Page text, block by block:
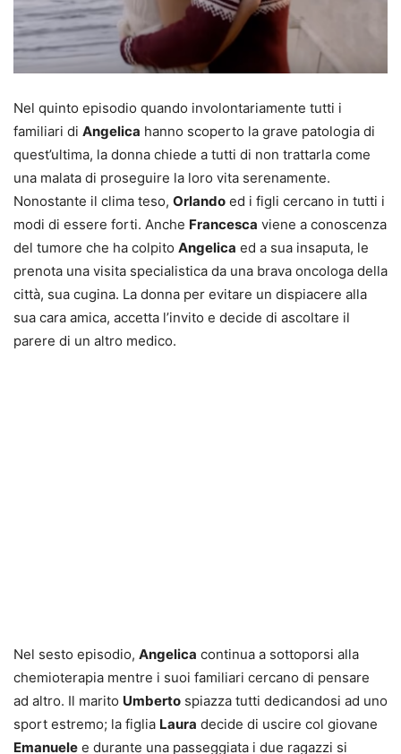
Nel quinto episodio quando involontariamente tutti i
familiari di Angelica hanno scoperto la grave patologia di
quest’ultima, la donna chiede a tutti di non trattarla come
una malata di proseguire la loro vita serenamente.
Nonostante il clima teso, Orlando ed i figli cercano in tutti i
modi di essere forti. Anche Francesca viene a conoscenza
del tumore che ha colpito Angelica ed a sua insaputa, le
prenota una visita specialistica da una brava oncologa della
città, sua cugina. La donna per evitare un dispiacere alla
sua cara amica, accetta l’invito e decide di ascoltare il
parere di un altro medico.
Nel sesto episodio, Angelica continua a sottoporsi alla
chemioterapia mentre i suoi familiari cercano di pensare
ad altro. Il marito Umberto spiazza tutti dedicandosi ad uno
sport estremo; la figlia Laura decide di uscire col giovane
Emanuele e durante una passeggiata i due ragazzi si